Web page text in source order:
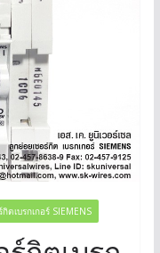
กิตเบรกเกอร์ SIEMENS